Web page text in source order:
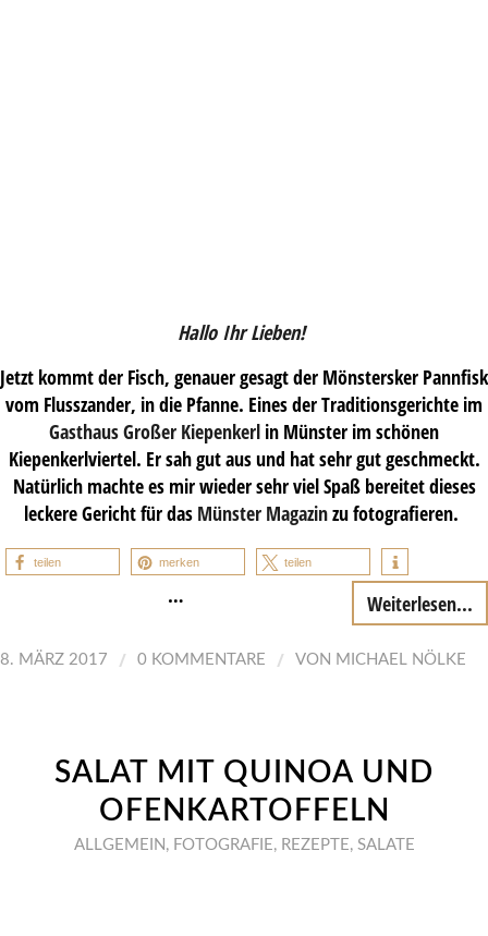
Hallo Ihr Lieben!
Jetzt kommt der Fisch, genauer gesagt der Mönstersker Pannfisk
vom Flusszander, in die Pfanne. Eines der Traditionsgerichte im
Gasthaus Großer Kiepenkerl in Münster im schönen
Kiepenkerlviertel. Er sah gut aus und hat sehr gut geschmeckt.
Natürlich machte es mir wieder sehr viel Spaß bereitet dieses
leckere Gericht für das Münster Magazinzu fotografieren.
teilen merken teilen
… Weiterlesen...
8. MÄRZ 2017 / 0 KOMMENTARE / VON MICHAEL NÖLKE
SALAT MIT QUINOA UND
OFENKARTOFFELN
ALLGEMEIN , FOTOGRAFIE, REZEPTE, SALATE